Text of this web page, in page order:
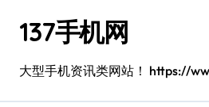
137手机网
大型手机资讯类网站！ https://